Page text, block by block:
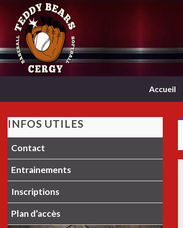
Accueil
INFOS UTILES
Contact
Entrainements
Inscriptions
Plan d’accès